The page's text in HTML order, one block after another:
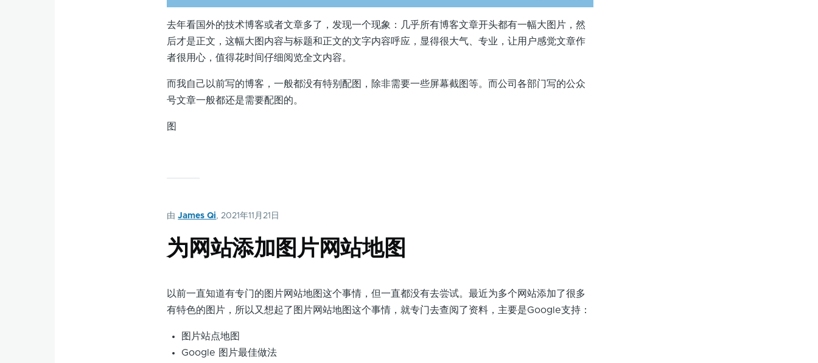
去年看国外的技术博客或者文章多了，发现一个现象：几乎所有博客文章开头都有一幅大图片，然
后才是正文，这幅大图内容与标题和正文的文字内容呼应，显得很大气、专业，让用户感觉文章作
者很用心，值得花时间仔细阅览全文内容。
而我自己以前写的博客，一般都没有特别配图，除非需要一些屏幕截图等。而公司各部门写的公众
号文章一般都还是需要配图的。
图
由James Qi, 2021年11月21日
为网站添加图片网站地图
以前一直知道有专门的图片网站地图这个事情，但一直都没有去尝试。最近为多个网站添加了很多
有特色的图片，所以又想起了图片网站地图这个事情，就专门去查阅了资料，主要是Google支持：
图片站点地图
Google 图片最佳做法